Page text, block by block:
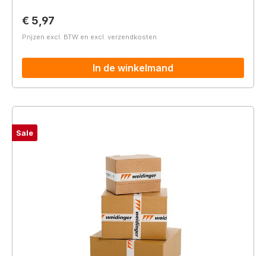
Normale prijs:
€ 5,97
Prijzen excl. BTW en excl. verzendkosten
In de winkelmand
Sale